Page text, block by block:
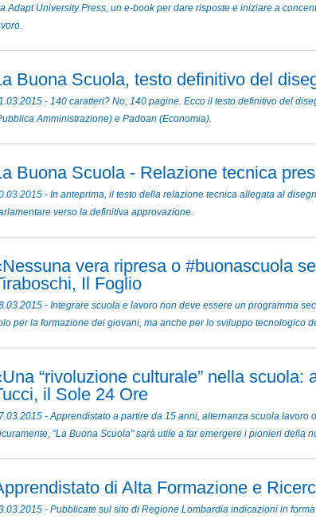
Adapt University Press, un e-book per dare risposte e iniziare a
Buona Scuola, testo definitivo del
- 140 caratteri? No, 140 pagine. Ecco il testo definitivo del
Amministrazione) e Padoan (Economia).
Buona Scuola - Relazione tecnica
- In anteprima, il testo della relazione tecnica allegata al
verso la definitiva approvazione.
vera ripresa o #buonascuola
Il Foglio
- Integrare scuola e lavoro non deve essere un programma
per la formazione dei giovani, ma anche per lo sviluppo tecnologico
“rivoluzione culturale” nella
il Sole 24 Ore
- Apprendistato a partire da 15 anni, alternanza scuola
"La Buona Scuola" sarà utile a far emergere i pionieri della
di Alta Formazione e
- Pubblicate sul sito di Regione Lombardia indicazioni in